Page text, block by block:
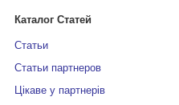
Каталог Статей
Статьи
Статьи партнеров
Цікаве у партнерів